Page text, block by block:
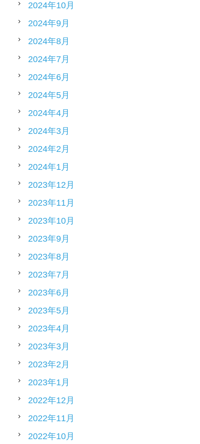
2024年10月
2024年9月
2024年8月
2024年7月
2024年6月
2024年5月
2024年4月
2024年3月
2024年2月
2024年1月
2023年12月
2023年11月
2023年10月
2023年9月
2023年8月
2023年7月
2023年6月
2023年5月
2023年4月
2023年3月
2023年2月
2023年1月
2022年12月
2022年11月
2022年10月